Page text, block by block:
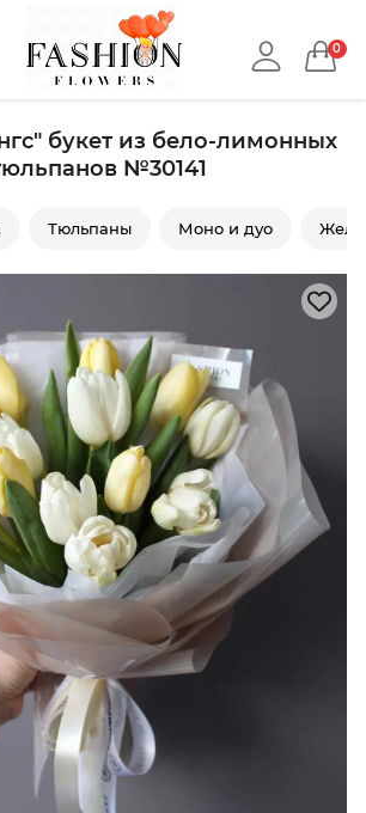
0
букет из бело-лимонных
№30141
Тюльпаны Моно и дуо